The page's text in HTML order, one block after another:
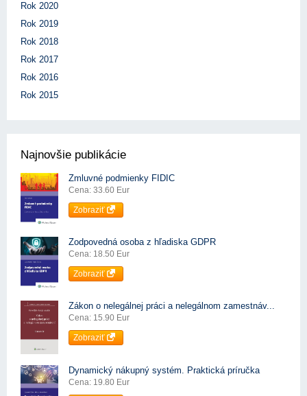
Rok 2020
Rok 2019
Rok 2018
Rok 2017
Rok 2016
Rok 2015
Najnovšie publikácie
Zmluvné podmienky FIDIC
Cena: 33.60 Eur
Zobraziť
Zodpovedná osoba z hľadiska GDPR
Cena: 18.50 Eur
Zobraziť
Zákon o nelegálnej práci a nelegálnom zamestnáv...
Cena: 15.90 Eur
Zobraziť
Dynamický nákupný systém. Praktická príručka
Cena: 19.80 Eur